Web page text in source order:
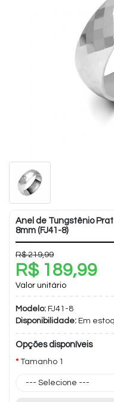
Anel de Tungstênio
8mm (FJ41-8)
R$ 219,99
R$ 189,99
Valor unitário
Modelo: FJ41-8
Disponibilidade: Em
Opções disponíveis
Tamanho 1